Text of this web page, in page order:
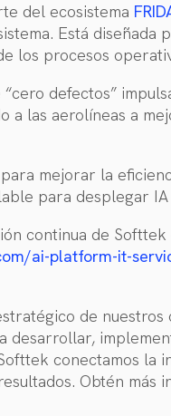
del ecosistema
Está
los procesos
defectos”
a las aerolíneas a
mejorar la
para desplegar
continua de
ai-platform-it-
de
desarrollar,
conectamos
Obtén